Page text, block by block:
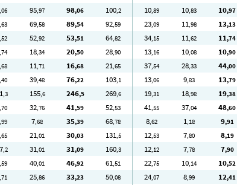
,06 95,97 98,06 100,2 10,89 10,83 10,97
,63 69,58 89,54 92,59 23,09 11,98 13,13
,52 52,92 53,51 64,82 34,15 11,62 11,74
,74 18,34 20,50 28,90 13,16 10,08 10,90
,68 11,71 16,68 21,65 37,54 28,33 44,00
,40 39,48 76,22 103,1 13,06 9,83 13,79
,3 155,6 246,5 269,6 19,31 18,98 19,38
,70 32,76 41,59 52,53 41,55 37,04 48,60
,99 7,68 35,39 68,78 8,62 1,18 9,91
,65 21,01 30,03 131,5 12,53 7,80 8,19
,2 31,01 31,09 160,3 12,12 7,78 7,90
,59 40,01 46,92 61,51 22,75 10,14 10,52
,71 25,86 33,23 50,08 24,07 8,99 12,41